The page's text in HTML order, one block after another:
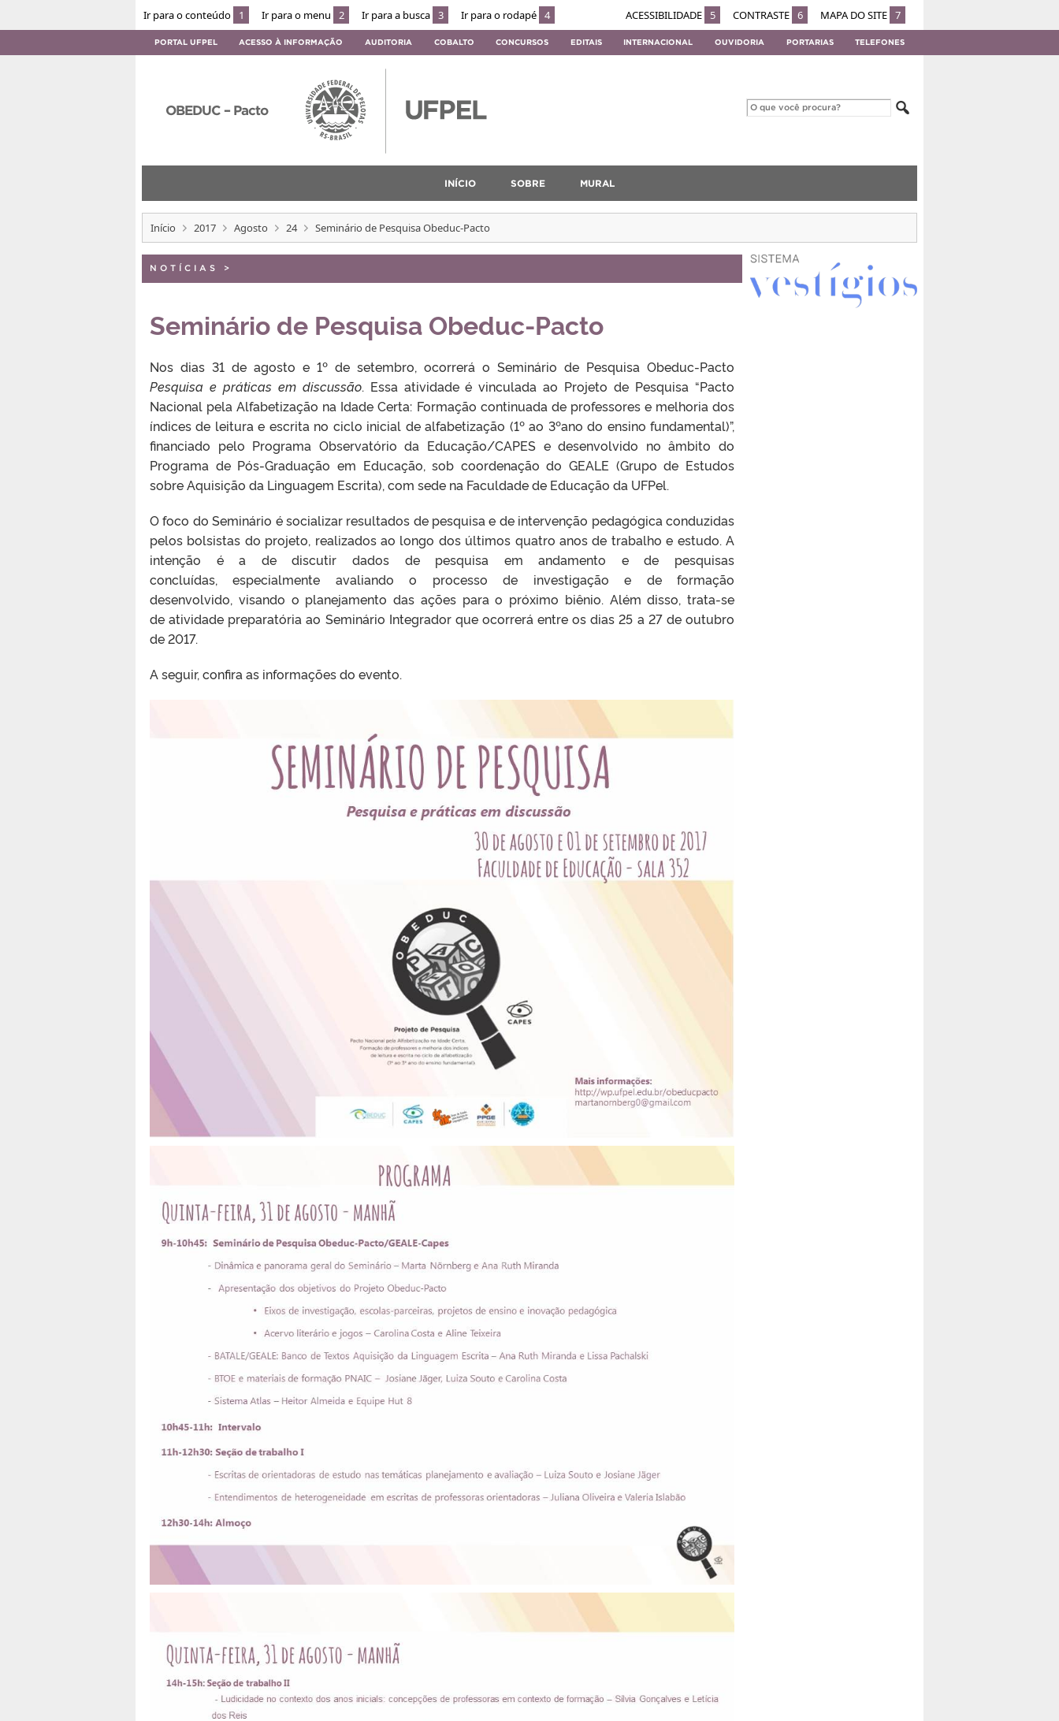
Ir para o conteúdo 1 Ir para o menu 2 Ir para a busca 3 Ir para o rodapé 4 ACESSIBILIDADE 5 CONTRASTE 6 MAPA DO SITE 7
PORTAL UFPEL ACESSO À INFORMAÇÃO AUDITORIA COBALTO CONCURSOS EDITAIS INTERNACIONAL OUVIDORIA PORTARIAS TELEFONES
OBEDUC – Pacto
INÍCIO SOBRE MURAL
Início 2017 Agosto 24 Seminário de Pesquisa Obeduc-Pacto
NOTÍCIAS >
Seminário de Pesquisa Obeduc-Pacto
Nos dias 31 de agosto e 1º de setembro, ocorrerá o Seminário de Pesquisa Obeduc-Pacto
Pesquisa e práticas em discussão. Essa atividade é vinculada ao Projeto de Pesquisa “Pacto
Nacional pela Alfabetização na Idade Certa: Formação continuada de professores e melhoria dos
índices de leitura e escrita no ciclo inicial de alfabetização (1º ao 3ºano do ensino fundamental)”,
financiado pelo Programa Observatório da Educação/CAPES e desenvolvido no âmbito do
Programa de Pós-Graduação em Educação, sob coordenação do GEALE (Grupo de Estudos
sobre Aquisição da Linguagem Escrita), com sede na Faculdade de Educação da UFPel.
O foco do Seminário é socializar resultados de pesquisa e de intervenção pedagógica conduzidas
pelos bolsistas do projeto, realizados ao longo dos últimos quatro anos de trabalho e estudo. A
intenção é a de discutir dados de pesquisa em andamento e de pesquisas
concluídas, especialmente avaliando o processo de investigação e de formação
desenvolvido, visando o planejamento das ações para o próximo biênio. Além disso, trata-se
de atividade preparatória ao Seminário Integrador que ocorrerá entre os dias 25 a 27 de outubro
de 2017.
A seguir, confira as informações do evento.